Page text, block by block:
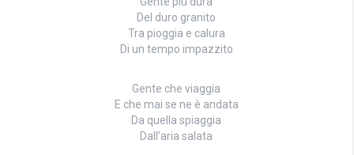
Del duro granito
Tra pioggia e calura
Di un tempo impazzito
Gente che viaggia
E che mai se ne è andata
Da quella spiaggia
Dall’aria salata